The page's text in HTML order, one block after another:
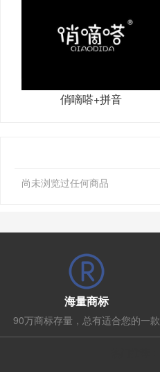
俏嘀嗒+拼音
尚未浏览过任何商品
海量商标
90万商标存量，总有适合您的一款